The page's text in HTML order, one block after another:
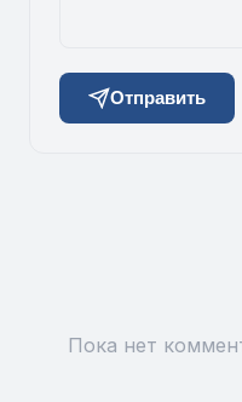
Отправить
Пока нет